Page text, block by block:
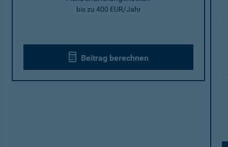
bis zu 400 EUR/Jahr
Beitrag berechnen